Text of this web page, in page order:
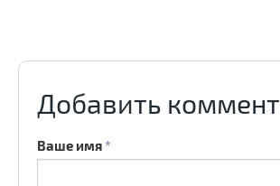
Добавить
Ваше имя*